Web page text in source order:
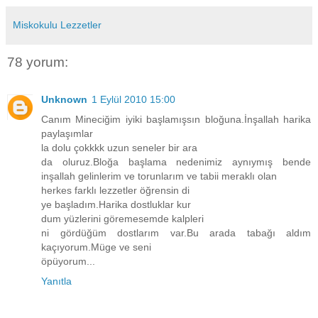
Miskokulu Lezzetler
78 yorum:
Unknown 1 Eylül 2010 15:00
Canım Mineciğim iyiki başlamışsın bloğuna.İnşallah harika
paylaşımlar
la dolu çokkkk uzun seneler bir ara
da oluruz.Bloğa başlama nedenimiz aynıymış bende
inşallah gelinlerim ve torunlarım ve tabii meraklı olan
herkes farklı lezzetler öğrensin di
ye başladım.Harika dostluklar kur
dum yüzlerini göremesemde kalpleri
ni gördüğüm dostlarım var.Bu arada tabağı aldım
kaçıyorum.Müge ve seni
öpüyorum...
Yanıtla